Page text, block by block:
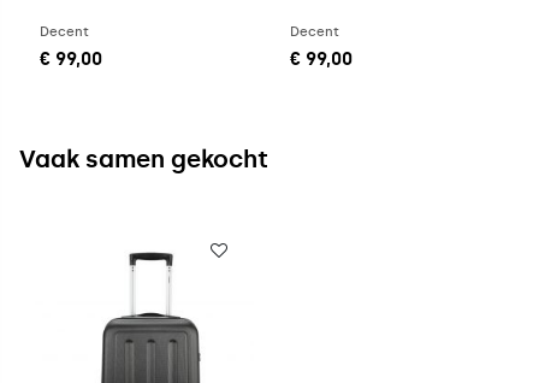
Decent
€ 99,00
Decent
€ 99,00
Vaak samen gekocht